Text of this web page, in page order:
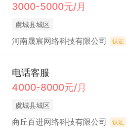
3000-5000元/月
虞城县城区
河南晟宸网络科技有限公司 认证
电话客服
4000-8000元/月
虞城县城区
商丘百进网络科技有限公司 认证